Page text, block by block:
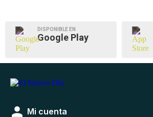
DISPONIBLE EN
Google Play
Mi cuenta